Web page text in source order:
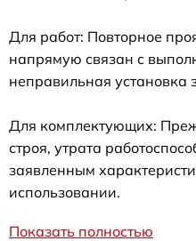
Для работ: Повторное
напрямую связан с
неправильная установка
Для комплектующих:
строя, утрата
заявленным
использовании.
Показать полностью